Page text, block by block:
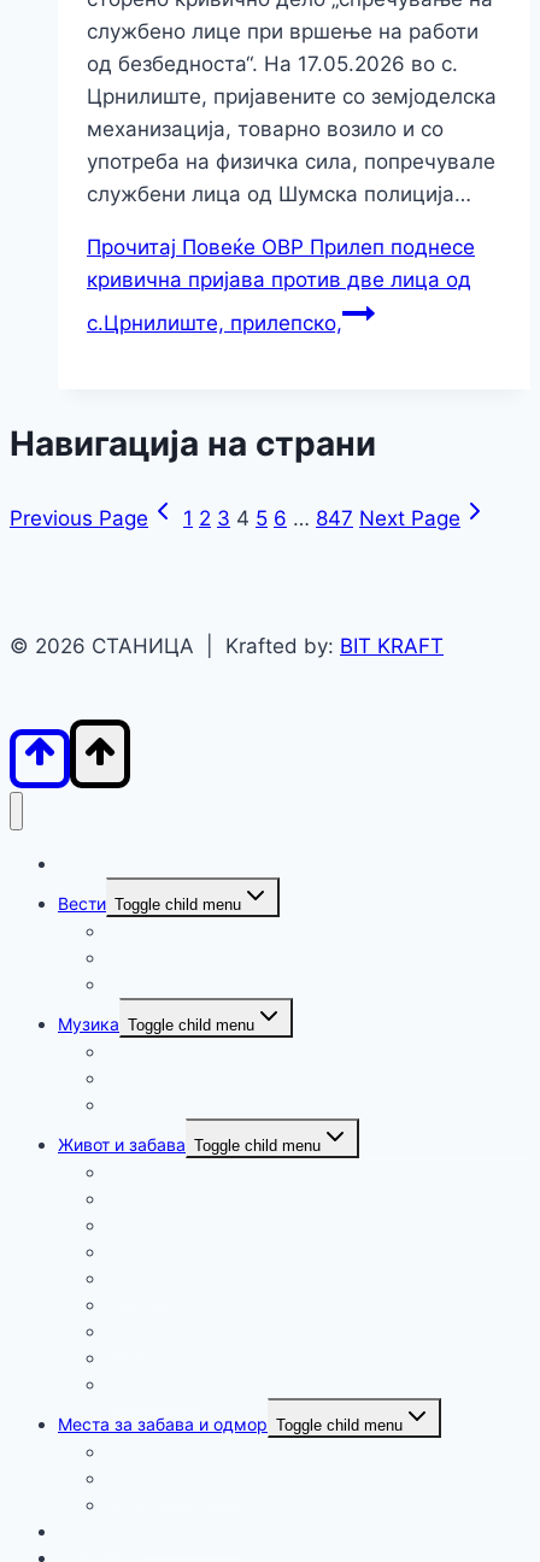
службено лице при вршење на работи
од безбедноста“. На 17.05.2026 во с.
Црнилиште, пријавените со земјоделска
механизација, товарно возило и со
употреба на физичка сила, попречувале
службени лица од Шумска полиција…
Прочитај Повеќе ОВР Прилеп поднесе
кривична пријава против две лица од
с.Црнилиште, прилепско,
Навигација на страни
Previous Page 1 2 3 4 5 6 … 847 Next Page
© 2026 СТАНИЦА | Krafted by: BIT KRAFT
Вести Toggle child menu
Музика Toggle child menu
Живот и забава Toggle child menu
Места за забава и одмор Toggle child menu